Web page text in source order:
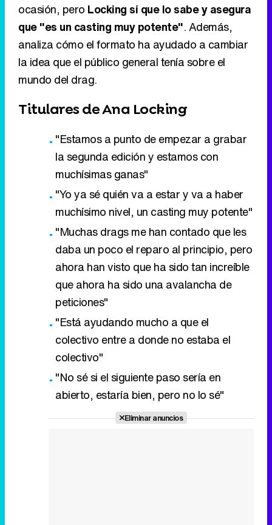
ocasión, pero Locking sí que lo sabe y asegura
que "es un casting muy potente". Además,
analiza cómo el formato ha ayudado a cambiar
la idea que el público general tenía sobre el
mundo del drag.
Titulares de Ana Locking
"Estamos a punto de empezar a grabar
la segunda edición y estamos con
muchísimas ganas"
"Yo ya sé quién va a estar y va a haber
muchísimo nivel, un casting muy potente"
"Muchas drags me han contado que les
daba un poco el reparo al principio, pero
ahora han visto que ha sido tan increíble
que ahora ha sido una avalancha de
peticiones"
"Está ayudando mucho a que el
colectivo entre a donde no estaba el
colectivo"
"No sé si el siguiente paso sería en
abierto, estaría bien, pero no lo sé"
Eliminar anuncios